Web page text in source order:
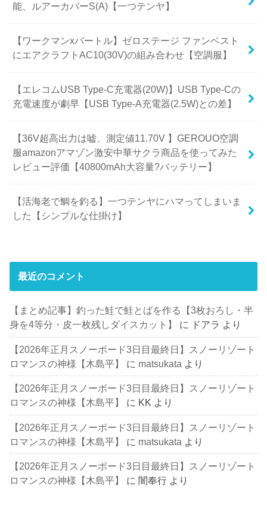
能、ルアーカバーS(A)【一つテンヤ】
【ワークマンxバートル】ゼロステージ ファンベスト
にエアクラフトAC10(30V)の組み合わせ【空調服】
【エレコムUSB Type-C充電器(20W)】USB Type-Cの
充電速度が劇早【USB Type-A充電器(2.5W)との差】
【36V超高出力は嘘、測定値11.70V 】GEROUO空調
服amazonアマゾン激安中華サクラ商品を使ってみた
レビュー評価【40800mAh大容量?バッテリー】
【活海老で鯛を釣る】一つテンヤにハマってしまいま
した【シンプルな仕掛け】
最近のコメント
【まとめ記事】釣った鮭で鮭とばを作る【3枚おろし・半
身を4等分・皮一枚残しダイスカット】
に ドアラ より
【2026年正月スノーボード3日目最終日】スノーリゾート
ロマンスの神様【木島平】
に matsukata より
【2026年正月スノーボード3日目最終日】スノーリゾート
ロマンスの神様【木島平】
に KK より
【2026年正月スノーボード3日目最終日】スノーリゾート
ロマンスの神様【木島平】
に matsukata より
【2026年正月スノーボード3日目最終日】スノーリゾート
ロマンスの神様【木島平】
に闇奉行 より